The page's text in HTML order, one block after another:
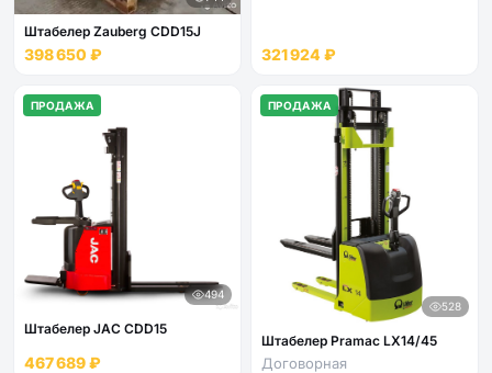
Штабелер Zauberg CDD15J
398 650 ₽ 321 924 ₽
ПРОДАЖА
494
Штабелер JAC CDD15
467 689 ₽
ПРОДАЖА
528
Штабелер Pramac LX14/45
Договорная